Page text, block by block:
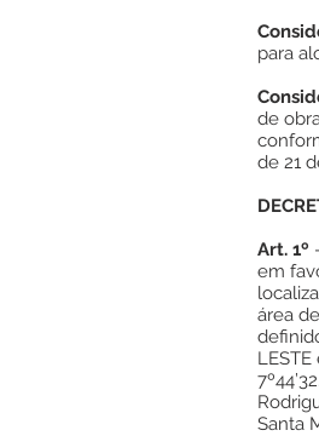
para
de
de 21
Art. 1º
em
área
LESTE
Santa